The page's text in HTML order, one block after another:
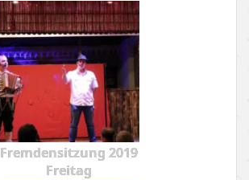
Fremdensitzung 2019
Freitag